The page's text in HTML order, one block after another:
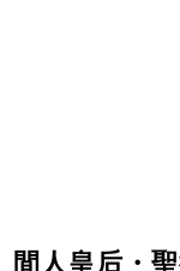
間人皇后・